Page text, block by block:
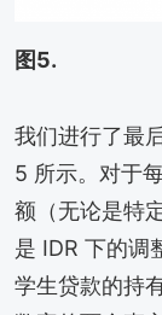
图5.
我们进行了最
5 所示。对于
额（无论是特
是 IDR 下的调
学生贷款的持